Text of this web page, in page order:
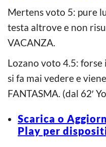
Mertens voto 5: pure
testa altrove e non
VACANZA.
Lozano voto 4.5:
si fa mai vedere e
FANTASMA. (dal 62′
Scarica o
Play per